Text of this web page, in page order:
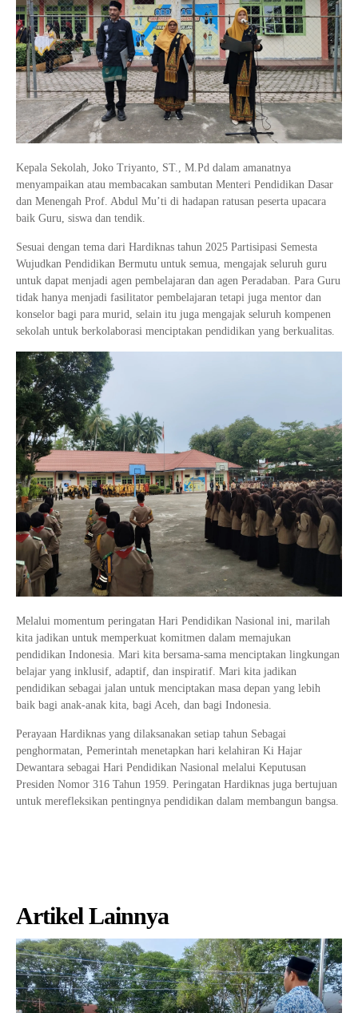
Kepala Sekolah, Joko Triyanto, ST., M.Pd dalam amanatnya
menyampaikan atau membacakan sambutan Menteri Pendidikan Dasar
dan Menengah Prof. Abdul Mu’ti di hadapan ratusan peserta upacara
baik Guru, siswa dan tendik.
Sesuai dengan tema dari Hardiknas tahun 2025 Partisipasi Semesta
Wujudkan Pendidikan Bermutu untuk semua, mengajak seluruh guru
untuk dapat menjadi agen pembelajaran dan agen Peradaban. Para Guru
tidak hanya menjadi fasilitator pembelajaran tetapi juga mentor dan
konselor bagi para murid, selain itu juga mengajak seluruh kompenen
sekolah untuk berkolaborasi menciptakan pendidikan yang berkualitas.
Melalui momentum peringatan Hari Pendidikan Nasional ini, marilah
kita jadikan untuk memperkuat komitmen dalam memajukan
pendidikan Indonesia. Mari kita bersama-sama menciptakan lingkungan
belajar yang inklusif, adaptif, dan inspiratif. Mari kita jadikan
pendidikan sebagai jalan untuk menciptakan masa depan yang lebih
baik bagi anak-anak kita, bagi Aceh, dan bagi Indonesia.
Perayaan Hardiknas yang dilaksanakan setiap tahun Sebagai
penghormatan, Pemerintah menetapkan hari kelahiran Ki Hajar
Dewantara sebagai Hari Pendidikan Nasional melalui Keputusan
Presiden Nomor 316 Tahun 1959. Peringatan Hardiknas juga bertujuan
untuk merefleksikan pentingnya pendidikan dalam membangun bangsa.
Artikel Lainnya